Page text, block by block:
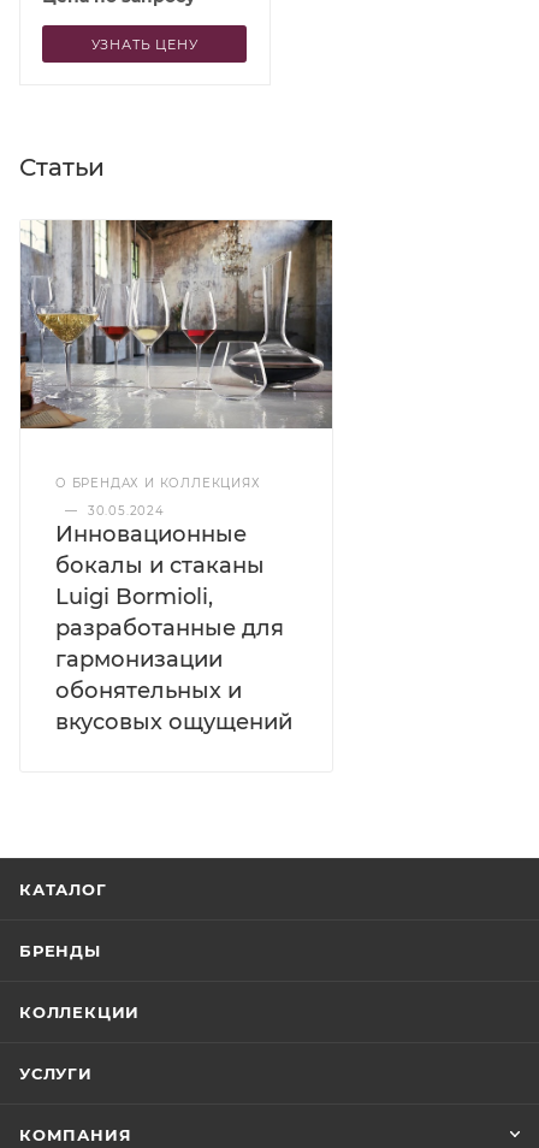
УЗНАТЬ ЦЕНУ
Статьи
О БРЕНДАХ И КОЛЛЕКЦИЯХ
—
30.05.2024
Инновационные
бокалы и стаканы
Luigi Bormioli,
разработанные для
гармонизации
обонятельных и
вкусовых ощущений
КАТАЛОГ
БРЕНДЫ
КОЛЛЕКЦИИ
УСЛУГИ
КОМПАНИЯ